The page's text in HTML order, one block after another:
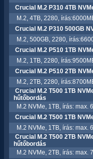
Crucial M.2 P310 4TB
M.2, 4TB, 2280,
Crucial M.2 P310 500GB
M.2, 500GB, 2280,
Crucial M.2 P510 1TB
M.2, 1TB, 2280,
Crucial M.2 P510 2TB
M.2, 2TB, 2280,
Crucial M.2 T500 1TB
hűtőbordás
M.2 NVMe, 1TB, írás: max.
Crucial M.2 T500 1TB
M.2 NVMe, 1TB, írás: max.
Crucial M.2 T500 2TB
hűtőbordás
M.2 NVMe, 2TB, írás: max.